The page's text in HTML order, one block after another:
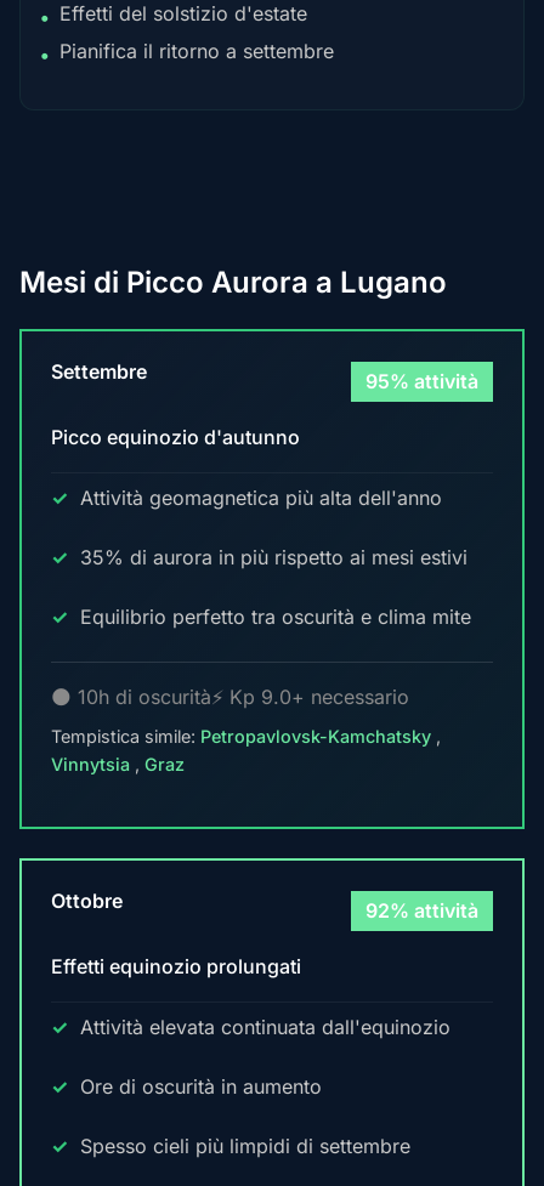
• Effetti del solstizio d'estate
• Pianifica il ritorno a settembre
Mesi di Picco Aurora a Lugano
Settembre 95% attività
Picco equinozio d'autunno
Attività geomagnetica più alta dell'anno
35% di aurora in più rispetto ai mesi estivi
Equilibrio perfetto tra oscurità e clima mite
🌑 10h di oscurità⚡ Kp 9.0+ necessario
Tempistica simile: Petropavlovsk-Kamchatsky ,
Vinnytsia , Graz
Ottobre 92% attività
Effetti equinozio prolungati
Attività elevata continuata dall'equinozio
Ore di oscurità in aumento
Spesso cieli più limpidi di settembre